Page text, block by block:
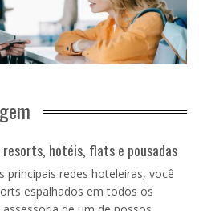
resorts, hotéis, flats e pousadas
principais redes hoteleiras, você
espalhados em todos os